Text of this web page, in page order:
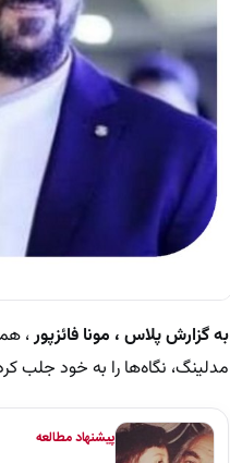
به گزارش پلاس ، مونا فائزپور،
مدلینگ، نگاه‌ها را به خود جلب
پیشنهاد مطالعه